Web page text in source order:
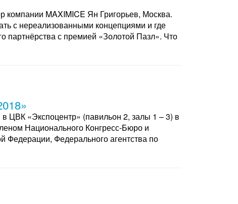
компании MAXIMICE Ян Григорьев, Москва.
с нереализованными концепциями и где
партнёрства с премией «Золотой Пазл». Что
ЦВК «Экспоцентр» (павильон 2, залы 1 – 3) в
Национального Конгресс-Бюро и
Федерации, Федерального агентства по